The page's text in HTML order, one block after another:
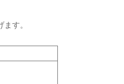
す。